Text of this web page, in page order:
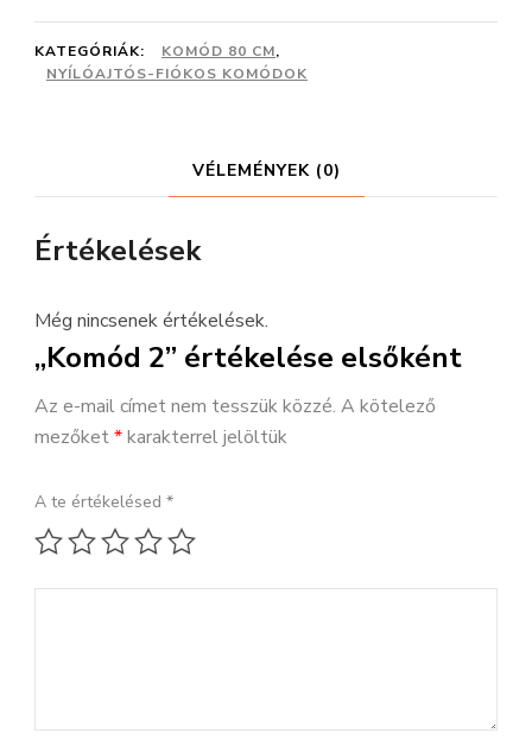
KATEGÓRIÁK: KOMÓD 80 CM,
NYÍLÓAJTÓS-FIÓKOS KOMÓDOK
VÉLEMÉNYEK (0)
Értékelések
Még nincsenek értékelések.
„Komód 2” értékelése elsőként
Az e-mail címet nem tesszük közzé. A kötelező
mezőket*karakterrel jelöltük
A te értékelésed *
1 / 5 csillag
2 / 5 csillag
3 / 5 csillag
4 / 5 csillag